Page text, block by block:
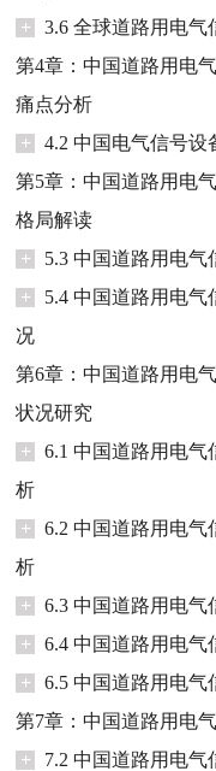
+
3.6 全球道路用电气
第4章：中国道路用电
痛点分析
+
4.2 中国电气信号
第5章：中国道路用电
格局解读
+
5.3 中国道路用电
+
5.4 中国道路用电
况
第6章：中国道路用电
状况研究
+
6.1 中国道路用电
析
+
6.2 中国道路用电
析
+
6.3 中国道路用电
+
6.4 中国道路用电
+
6.5 中国道路用电
第7章：中国道路用电
+
7.2 中国道路用电